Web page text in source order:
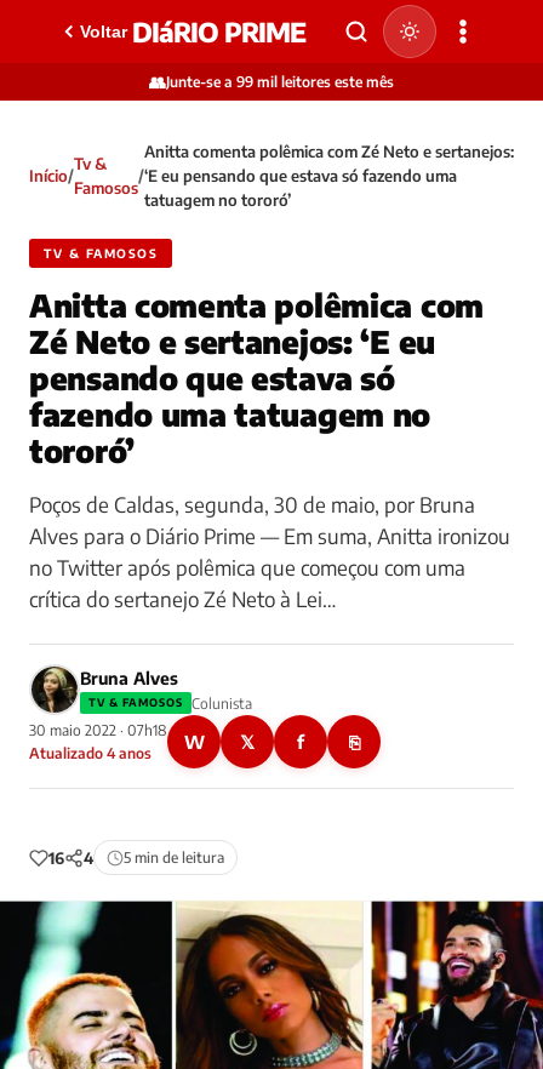
Voltar DIáRIO PRIME
👥Junte-se a 99 mil leitores este mês
Início/
Tv &
Famosos
/
Anitta comenta polêmica com Zé Neto e sertanejos:
‘E eu pensando que estava só fazendo uma
tatuagem no tororó’
TV & FAMOSOS
Anitta comenta polêmica com
Zé Neto e sertanejos: ‘E eu
pensando que estava só
fazendo uma tatuagem no
tororó’
Poços de Caldas, segunda, 30 de maio, por Bruna
Alves para o Diário Prime — Em suma, Anitta ironizou
no Twitter após polêmica que começou com uma
crítica do sertanejo Zé Neto à Lei…
Bruna Alves
TV & FAMOSOS
Colunista
30 maio 2022 · 07h18
Atualizado 4 anos
W 𝕏 f ⎘
16 4 5 min de leitura